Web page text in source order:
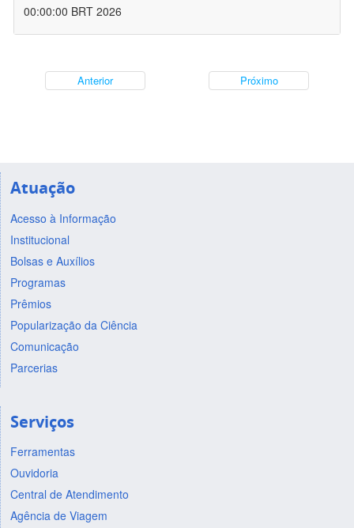
00:00:00 BRT 2026
Anterior Próximo
Atuação
Acesso à Informação
Institucional
Bolsas e Auxílios
Programas
Prêmios
Popularização da Ciência
Comunicação
Parcerias
Serviços
Ferramentas
Ouvidoria
Central de Atendimento
Agência de Viagem